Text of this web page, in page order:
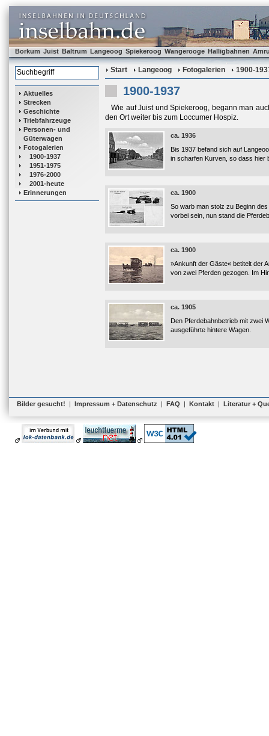
Borkum Juist Baltrum Langeoog Spiekeroog Wangerooge Halligbahnen
Aktuelles
Strecken
Geschichte
Triebfahrzeuge
Personen- und
Güterwagen
Fotogalerien
1900-1937
1951-1975
1976-2000
2001-heute
Erinnerungen
Start Langeoog Fotogalerien 1900-
1900-1937
Wie auf Juist und Spiekeroog, begann man
den Ort weiter bis zum Loccumer Hospiz.
ca. 1936
Bis 1937 befand sich auf
in scharfen Kurven, so dass hier
ca. 1900
So warb man stolz zu Beginn
vorbei sein, nun stand die
ca. 1900
»Ankunft der Gäste« betitelt der
von zwei Pferden gezogen. Im
ca. 1905
Den Pferdebahnbetrieb mit zwei
ausgeführte hintere Wagen.
Bilder gesucht! | Impressum + Datenschutz | FAQ | Kontakt | Literatur +